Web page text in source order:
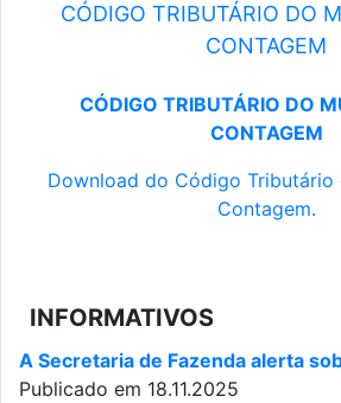
CÓDIGO TRIBUTÁRIO DO
CONTAGEM
CÓDIGO TRIBUTÁRIO DO
CONTAGEM
Download do Código
Contagem.
INFORMATIVOS
A Secretaria de Fazenda alerta
Publicado em 18.11.2025